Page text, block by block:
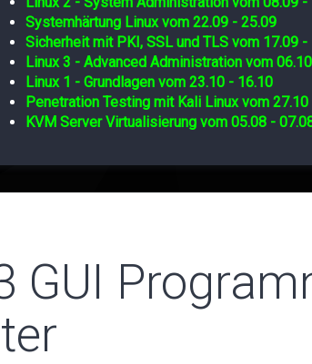
Systemhärtung Linux vom 22.09 - 25.09
Sicherheit mit PKI, SSL und TLS vom 17.09 -
Linux 3 - Advanced Administration vom
Linux 1 - Grundlagen vom 23.10 - 16.10
Penetration Testing mit Kali Linux vom
KVM Server Virtualisierung vom 05.08 -
GUI